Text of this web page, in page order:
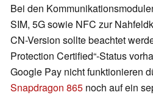
Bei den
SIM, 5G sowie NFC zur
CN-Version sollte beachtet
Protection Certified“-Status
Google Pay nicht funktionieren
Snapdragon 865 noch auf ein